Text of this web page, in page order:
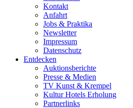
Kontakt
Anfahrt
Jobs & Praktika
Newsletter
Impressum
Datenschutz
Entdecken
Auktionsberichte
Presse & Medien
TV Kunst & Krempel
Kultur Hotels Erholung
Partnerlinks